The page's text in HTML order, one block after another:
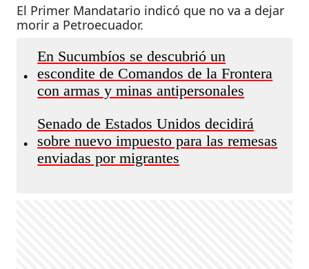
El Primer Mandatario indicó que no va a dejar
morir a Petroecuador.
•
En Sucumbíos se descubrió un
escondite de Comandos de la Frontera
con armas y minas antipersonales
•
Senado de Estados Unidos decidirá
sobre nuevo impuesto para las remesas
enviadas por migrantes